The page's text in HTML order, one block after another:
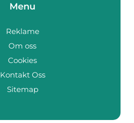
Menu
Reklame
Om oss
Cookies
Kontakt Oss
Sitemap